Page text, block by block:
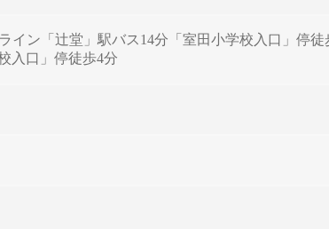
イン「辻堂」駅バス14分「室田小学校入口」停
入口」停徒歩4分